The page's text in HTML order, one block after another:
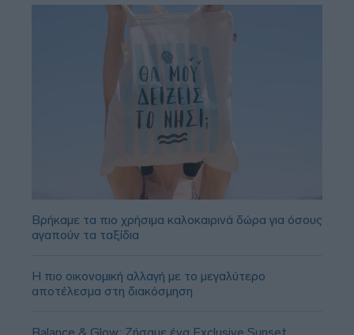
Βρήκαμε τα πιο χρήσιμα καλοκαιρινά δώρα για όσους
αγαπούν τα ταξίδια
Η πιο οικονομική αλλαγή με το μεγαλύτερο
αποτέλεσμα στη διακόσμηση
Balance & Glow: Ζήσαμε ένα Exclusive Sunset